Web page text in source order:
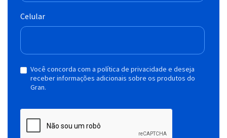
Celular
Você concorda com a política de privacidade e deseja
receber informações adicionais sobre os produtos do
Gran.